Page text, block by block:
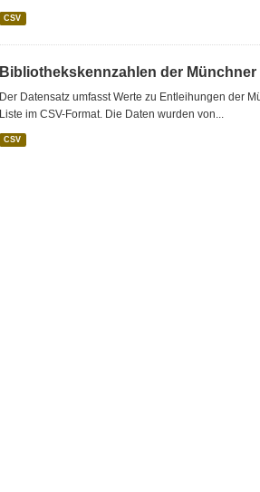
CSV
Bibliothekskennzahlen der
Der Datensatz umfasst Werte zu Entleihungen der
Liste im CSV-Format. Die Daten wurden von...
CSV